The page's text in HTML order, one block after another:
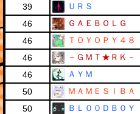
39
ＵＲＳ
46
ＧＡＥＢＯＬＧ
46
ＴＯＹＯＰＹ４８
46
－ＧＭＴ★ＲＫ－
46
ＡＹＭ
50
ＭＡＭＥＳＩＢＡ
50
ＢＬ００ＤＢ０Ｙ